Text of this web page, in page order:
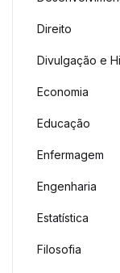
Direito
Divulgação e
Economia
Educação
Enfermagem
Engenharia
Estatística
Filosofia